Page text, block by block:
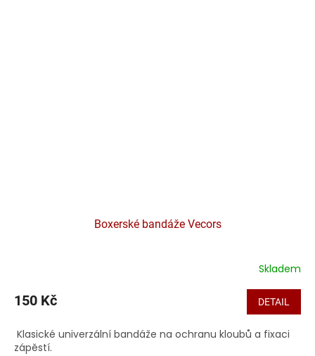
Boxerské bandáže Vecors
Skladem
150 Kč DETAIL
Klasické univerzální bandáže na ochranu kloubů a fixaci
zápěstí.